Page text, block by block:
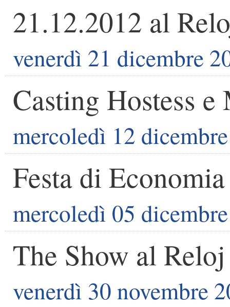
21.12.2012 al
venerdì 21 dicembre
Casting Hostess
mercoledì 12
Festa di Economia
mercoledì 05
The Show al Reloj
venerdì 30 novembre